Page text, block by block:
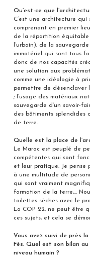
Qu’est-ce que
C’est une architecture
comprenant en premier
de la répartition équitable
l’urbain), de la
immatériel qui sont tous
donc de nos capacités
une solution aux
comme une idéologie à
permettre de désenclaver
; l’usage des matériaux
sauvegarde d’un savoir-
des bâtiments splendides
de terre.
Quelle est la place de
Le Maroc est peuplé de
compétentes qui sont
et leur pratique. Je pense
à une multitude de
qui sont vraiment
formation de la terre,…
toilettes sèches avec le
La COP 22, ne peut être
ces sujets, et cela se
Vous avez suivi de près
Fès. Quel est son bilan
niveau humain ?